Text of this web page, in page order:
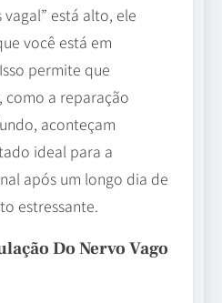
está alto, ele
você está em
permite que
como a reparação
aconteçam
ideal para a
após um longo dia de
estressante.
Do Nervo Vago